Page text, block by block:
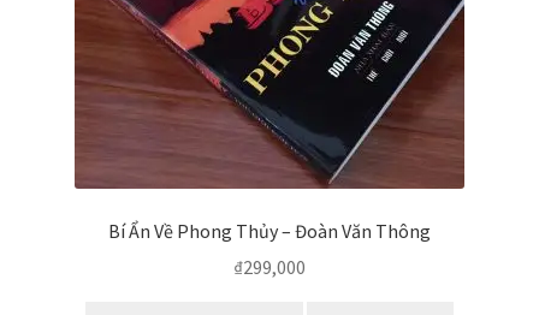
Bí Ẩn Về Phong Thủy – Đoàn Văn Thông
₫299,000